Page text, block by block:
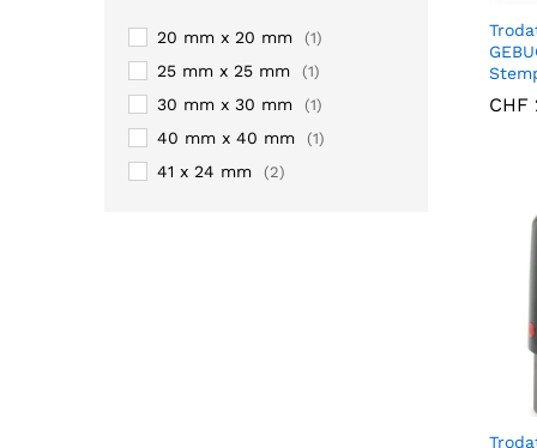
CHF
CHF
20 mm x 20 mm (1)
25 mm x 25 mm (1)
30 mm x 30 mm (1)
40 mm x 40 mm (1)
41 x 24 mm (2)